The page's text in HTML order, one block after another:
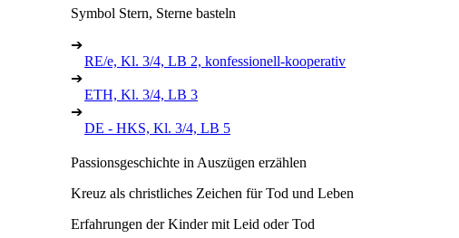
Symbol Stern, Sterne basteln
➔
RE/e, Kl. 3/4, LB 2, konfessionell-kooperativ
➔
ETH, Kl. 3/4, LB 3
➔
DE - HKS, Kl. 3/4, LB 5
Passionsgeschichte in Auszügen erzählen
Kreuz als christliches Zeichen für Tod und Leben
Erfahrungen der Kinder mit Leid oder Tod